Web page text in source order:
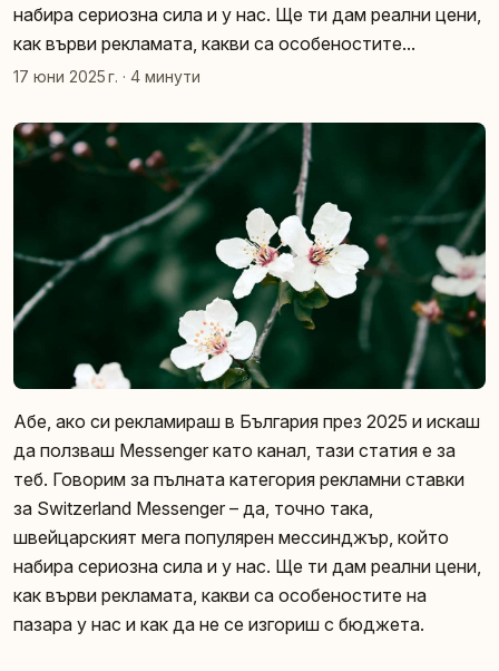
набира сериозна сила и у нас. Ще ти дам реални цени,
как върви рекламата, какви са особеностите...
17 юни 2025 г. · 4 минути
Абе, ако си рекламираш в България през 2025 и искаш
да ползваш Messenger като канал, тази статия е за
теб. Говорим за пълната категория рекламни ставки
за Switzerland Messenger – да, точно така,
швейцарският мега популярeн мессинджър, който
набира сериозна сила и у нас. Ще ти дам реални цени,
как върви рекламата, какви са особеностите на
пазара у нас и как да не се изгориш с бюджета.